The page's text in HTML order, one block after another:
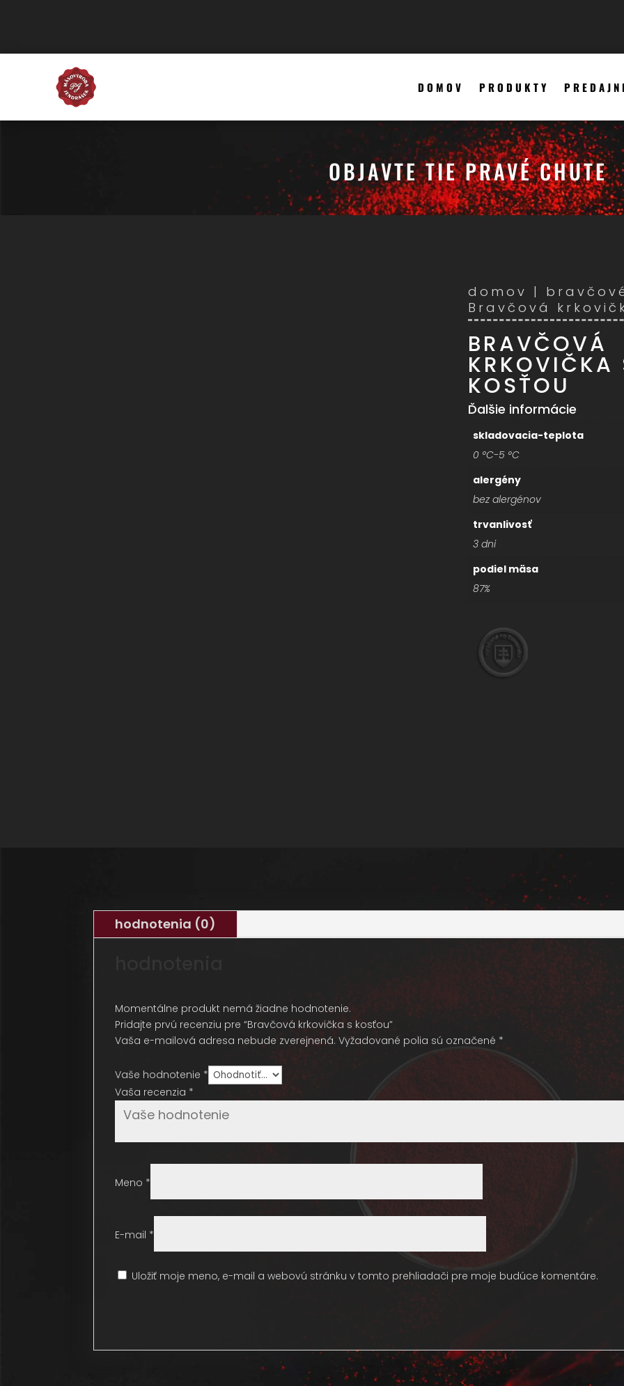
DOMOV PRODUKTY
OBJAVTE TIE PRAVÉ CHUTE
domov |
Bravčová
BRAVČOVÁ
KRKOVIČKA
KOSŤOU
Ďalšie informácie
skladovacia-teplota
0 °C-5 °C
alergény
bez alergénov
trvanlivosť
3 dni
podiel mäsa
87%
hodnotenia (0)
Momentálne produkt nemá žiadne hodnotenie.
Pridajte prvú recenziu pre “Bravčová krkovička s kosťou”
Vaša e-mailová adresa nebude zverejnená. Vyžadované polia sú označené *
Vaše hodnotenie *
Vaša recenzia *
Meno *
E-mail *
Uložiť moje meno, e-mail a webovú stránku v tomto prehliadači pre moje budúce komentáre.